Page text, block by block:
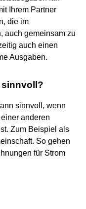
Ihrem Partner
die im
auch gemeinsam zu
auch einen
Ausgaben.
sinnvoll?
sinnvoll, wenn
anderen
Zum Beispiel als
So gehen
für Strom